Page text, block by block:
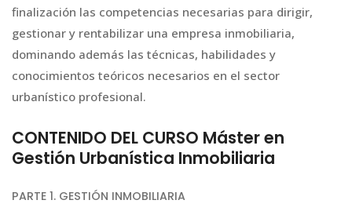
finalización las competencias necesarias para dirigir,
gestionar y rentabilizar una empresa inmobiliaria,
dominando además las técnicas, habilidades y
conocimientos teóricos necesarios en el sector
urbanístico profesional.
CONTENIDO DEL CURSO Máster en
Gestión Urbanística Inmobiliaria
PARTE 1. GESTIÓN INMOBILIARIA